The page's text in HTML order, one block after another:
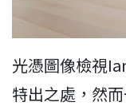
光憑圖像檢視
特出之處，然